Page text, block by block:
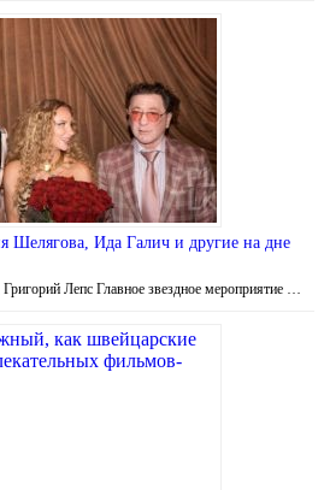
Шелягова, Ида Галич и другие на дне
Лепс Главное звездное мероприятие …